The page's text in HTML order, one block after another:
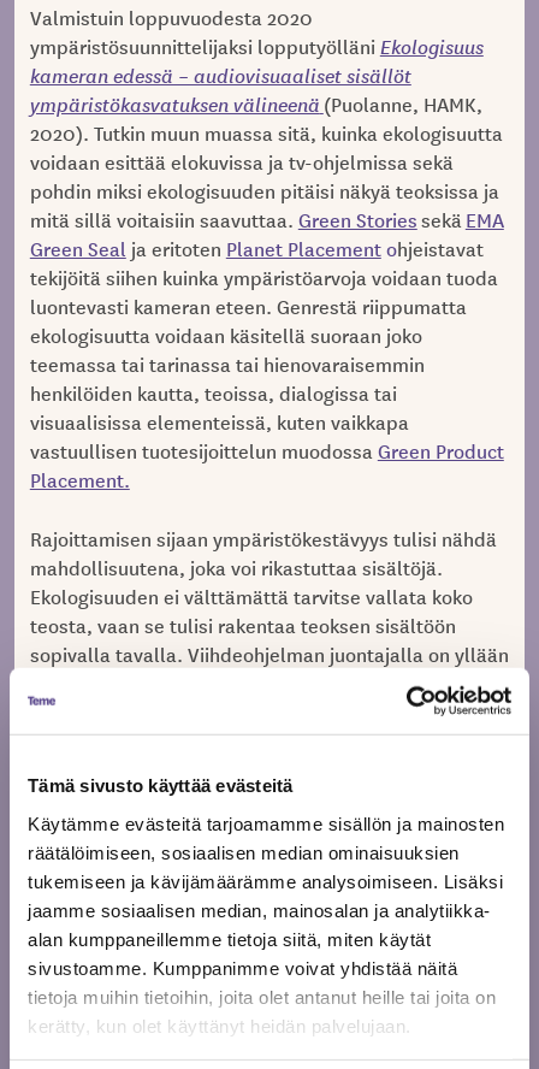
Tämä sivusto käyttää evästeitä
Käytämme evästeitä tarjoamamme sisällön ja mainosten
räätälöimiseen, sosiaalisen median ominaisuuksien
tukemiseen ja kävijämäärämme analysoimiseen. Lisäksi
jaamme sosiaalisen median, mainosalan ja analytiikka-
alan kumppaneillemme tietoja siitä, miten käytät
sivustoamme. Kumppanimme voivat yhdistää näitä
tietoja muihin tietoihin, joita olet antanut heille tai joita on
kerätty, kun olet käyttänyt heidän palvelujaan.
Valmistuin loppuvuodesta 2020
ympäristösuunnittelijaksi lopputyölläni Ekologisuus
kameran edessä – audiovisuaaliset sisällöt
ympäristökasvatuksen välineenä (Puolanne, HAMK,
2020). Tutkin muun muassa sitä, kuinka ekologisuutta
voidaan esittää elokuvissa ja tv-ohjelmissa sekä
pohdin miksi ekologisuuden pitäisi näkyä teoksissa ja
mitä sillä voitaisiin saavuttaa. Green StoriessekäEMA
Green Seal ja eritoten Planet Placementohjeistavat
tekijöitä siihen kuinka ympäristöarvoja voidaan tuoda
luontevasti kameran eteen. Genrestä riippumatta
ekologisuutta voidaan käsitellä suoraan joko
teemassa tai tarinassa tai hienovaraisemmin
henkilöiden kautta, teoissa, dialogissa tai
visuaalisissa elementeissä, kuten vaikkapa
vastuullisen tuotesijoittelun muodossaGreen Product
Placement.
Rajoittamisen sijaan ympäristökestävyys tulisi nähdä
mahdollisuutena, joka voi rikastuttaa sisältöjä.
Ekologisuuden ei välttämättä tarvitse vallata koko
teosta, vaan se tulisi rakentaa teoksen sisältöön
sopivalla tavalla. Viihdeohjelman juontajalla on yllään
päähenkilön kodin katolta löytyy aurinkopaneelit ja
horisontissa siintää tuulivoimalat, elokuvan dialogia
kunnostaessa, tai tietokilpailussa arvuutellaan
kysymyksiä kiertotalouteen liittyen. Teoksissa voidaan
siis nostaa vastuullisia teemoja esiin ilman, että niitä
läpipuidaan ”nyt puhutaan ympäristöstä” -jalustalla.
Teoksilla voidaan visualisoida uudenlaista arkea
normiksi ja osoittaa, että kestävämpi yhteiskunta ei
ole niin monimutkainen, miltä se saattaa tuntua.
Käsittelin lopputyössäni erityisesti käsikirjoittaja
Anna Brotkininjo lähes kultiksi noussutta tv-sarjaa